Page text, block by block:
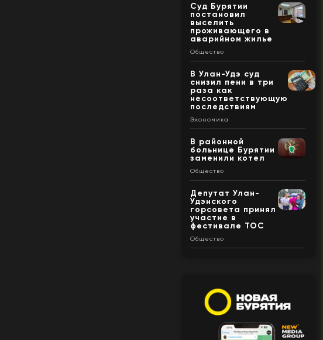
Суд Бурятии
постановил
выселить
проживающего в
аварийном жилье
Общество
В Улан-Удэ суд
снизил пени в три
раза как
несоответствующую
последствиям
Экономика
В районной
больнице Бурятии
заменили котел
Общество
Депутат Улан-
Удэнского
горсовета принял
участие в
фестивале ТОС
Общество